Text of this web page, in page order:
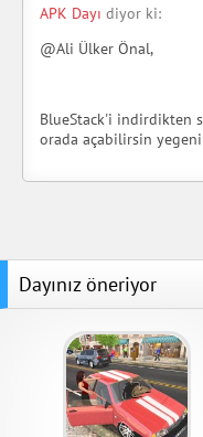
APK Dayı diyor ki:
@Ali Ülker Önal,
BlueStack'i indirdikten
orada açabilirsin
Dayınız öneriyor